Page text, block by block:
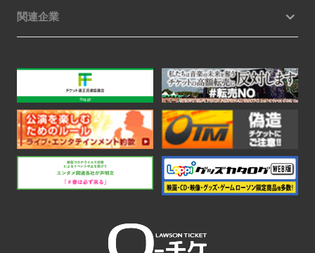
関連企業